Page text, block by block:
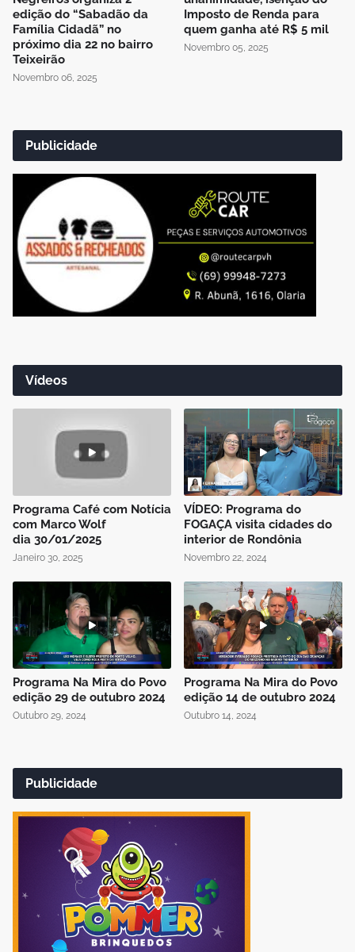
edição do “Sabadão da
Família Cidadã” no
próximo dia 22 no bairro
Teixeirão
Novembro 06, 2025
Imposto de Renda para
quem ganha até R$ 5 mil
Novembro 05, 2025
Publicidade
Vídeos
Programa Café com Notícia
com Marco Wolf
dia 30/01/2025
Janeiro 30, 2025
VÍDEO: Programa do
FOGAÇA visita cidades do
interior de Rondônia
Novembro 22, 2024
Programa Na Mira do Povo
edição 29 de outubro 2024
Outubro 29, 2024
Programa Na Mira do Povo
edição 14 de outubro 2024
Outubro 14, 2024
Publicidade